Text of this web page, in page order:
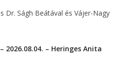
Dr. Ságh Beátával és Vájer-Nagy
2026.08.04. – Heringes Anita